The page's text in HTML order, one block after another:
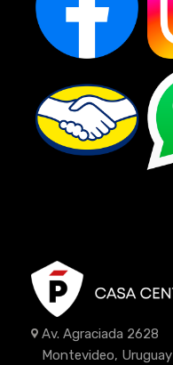
Av. Agraciada 2628
Montevideo, Uruguay